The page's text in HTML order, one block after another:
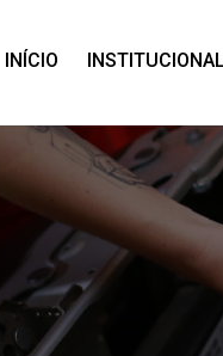
INÍCIO INSTITUCIONAL